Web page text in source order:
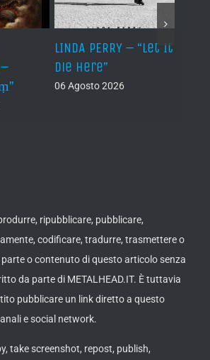
LINDA PERRY – “Let It
Die Here”
06 Agosto 2026
ripubblicare, pubblicare,
codificare, tradurre, trasmettere o
o contenuto di questo articolo senza
da parte di METALHEAD.IT. È tuttavia
pubblicare un link diretto a questo
e social network.
take screenshot, repost, publish,